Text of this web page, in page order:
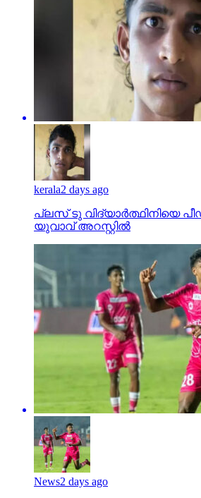
kerala2 days ago
പ്ലസ് ടു വിദ്യാര്‍ത്ഥിനിയെ
യുവാവ് അറസ്റ്റില്‍
News2 days ago